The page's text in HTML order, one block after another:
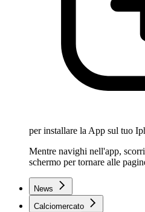
per installare la App sul tuo
Mentre navighi nell'app,
schermo per tornare alle
News
Calciomercato